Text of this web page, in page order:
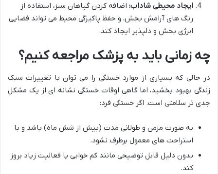
ایجاد محیطی شاداب: اضافه کردن گیاهان سبز، استفاده از
رنگ های آرامش بخش، و حفظ پاکیزگی محیط می تواند فضایی
انرژی بخش و دلپذیر ایجاد کند.
چه زمانی باید به پزشک مراجعه کنیم؟
در حالی که بسیاری از موارد خستگی را می توان با تغییرات سبک
زندگی بهبود بخشید، اما گاهی اوقات خستگی نشانه ای از یک مشکل
جدی تر سلامتی است. اگر خستگی فرد:
به صورت مزمن و طولانی مدت (بیش از شش ماه) باشد و با
استراحت های معمول برطرف نشود.
بدون دلیل قابل توضیحی مانند کم خوابی یا فعالیت زیاد بروز
کند.